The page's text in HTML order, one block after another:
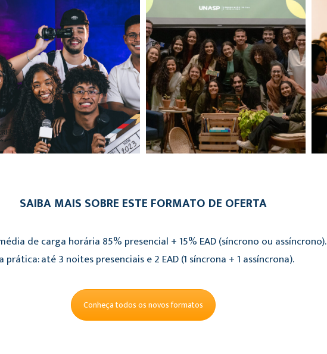
SAIBA MAIS SOBRE ESTE FORMATO DE OFERTA
de carga horária 85% presencial + 15% EAD (síncrono ou assíncrono).
prática: até 3 noites presenciais e 2 EAD (1 síncrona + 1 assíncrona).
Conheça todos os novos formatos